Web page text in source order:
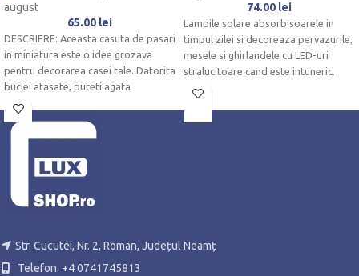
august
65.00 lei
DESCRIERE: Aceasta casuta de pasari
in miniatura este o idee grozava
pentru decorarea casei tale. Datorita
buclei atasate, puteti agata
74.00 lei
Lampile solare absorb soarele in
timpul zilei si decoreaza pervazurile,
mesele si ghirlandele cu LED-uri
stralucitoare cand este intuneric.
Sunt
Str. Cucutei, Nr. 2, Roman, Județul Neamț
Telefon: +4 0741745813